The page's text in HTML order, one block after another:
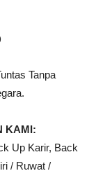
Tanpa
KAMI:
Up Karir, Back
/ Ruwat /